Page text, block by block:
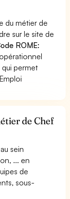
du métier de
sur le site de
ROME:
permet
de Chef
sein
... en
de
sous-